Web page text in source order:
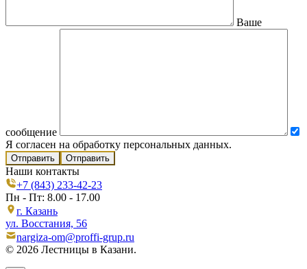
Ваше
сообщение
Я согласен на обработку персональных данных.
Отправить
Наши контакты
+7 (843) 233-42-23
Пн - Пт: 8.00 - 17.00
г. Казань
ул. Восстания, 56
nargiza-om@proffi-grup.ru
© 2026 Лестницы в Казани.